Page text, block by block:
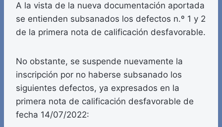
A la vista de la nueva documentación aportada
se entienden subsanados los defectos n.º 1 y 2
de la primera nota de calificación desfavorable.
No obstante, se suspende nuevamente la
inscripción por no haberse subsanado los
siguientes defectos, ya expresados en la
primera nota de calificación desfavorable de
fecha 14/07/2022: